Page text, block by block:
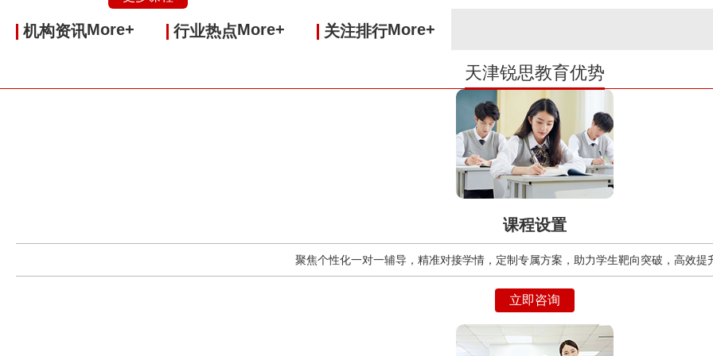
机构资讯More+ 行业热点More+ 关注排行More+
天津锐思教育优势
课程设置
聚焦个性化一对一辅导，精准对接学情，定制专属方案，助力学生靶向突破，高效提
立即咨询